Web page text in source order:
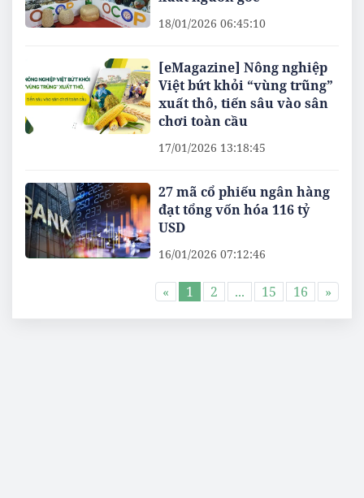
18/01/2026 06:45:10
[eMagazine] Nông nghiệp
Việt bứt khỏi “vùng trũng”
xuất thô, tiến sâu vào sân
chơi toàn cầu
17/01/2026 13:18:45
27 mã cổ phiếu ngân hàng
đạt tổng vốn hóa 116 tỷ
USD
16/01/2026 07:12:46
« 1 2 ... 15 16 »